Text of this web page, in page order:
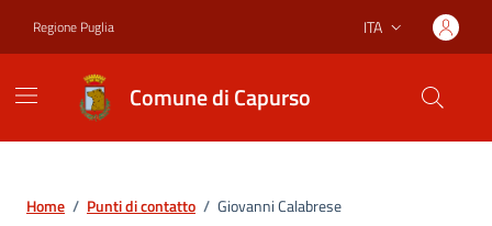
Regione Puglia Lingua attiva:
ITA
Comune di Capurso
Home / Punti di contatto / Giovanni Calabrese